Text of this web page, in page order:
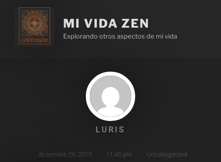
MI VIDA ZEN
Explorando otros aspectos de mi vida
LURIS
diciembre 29, 2013 11:45 pm Uncategorized